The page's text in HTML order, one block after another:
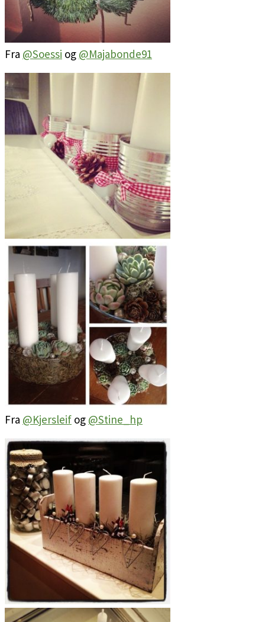
Fra @Soessi og @Majabonde91
Fra @Kjersleif og @Stine_hp